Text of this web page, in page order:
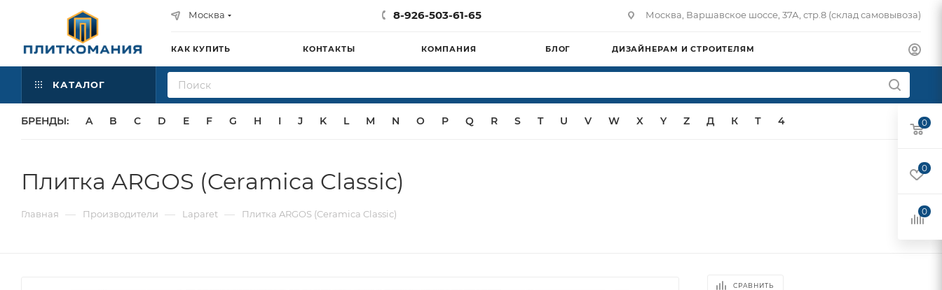
Москва 8-926-503-61-65 Москва, Варшавское шоссе, 37А, стр.8 (склад самовывоза)
КАК КУПИТЬ КОНТАКТЫ КОМПАНИЯ БЛОГ ДИЗАЙНЕРАМ И СТРОИТЕЛЯМ
КАТАЛОГ
БРЕНДЫ: A B C D E F G H I J K L M N O P Q R S T U V W X Y Z Д К Т 4
Плитка ARGOS (Ceramica Classic)
Главная — Производители — Laparet — Плитка ARGOS (Ceramica Classic)
СРАВНИТЬ
0
0
0